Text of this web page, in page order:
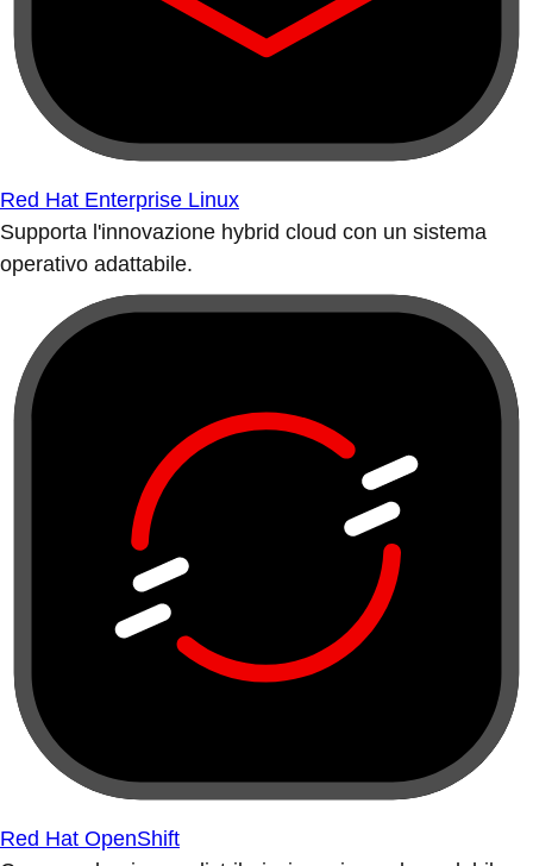
Red Hat Enterprise Linux
Supporta l'innovazione hybrid cloud con un sistema
operativo adattabile.
Red Hat OpenShift